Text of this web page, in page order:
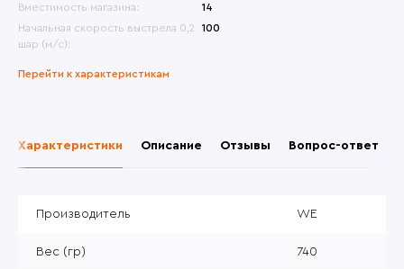
Вместимость магазина:
14
Начальная скорость выстрела 0,2
шар (м/с):
100
Перейти к характеристикам
Характеристики Описание Отзывы Вопрос-ответ
Производитель WE
Вес (гр) 740